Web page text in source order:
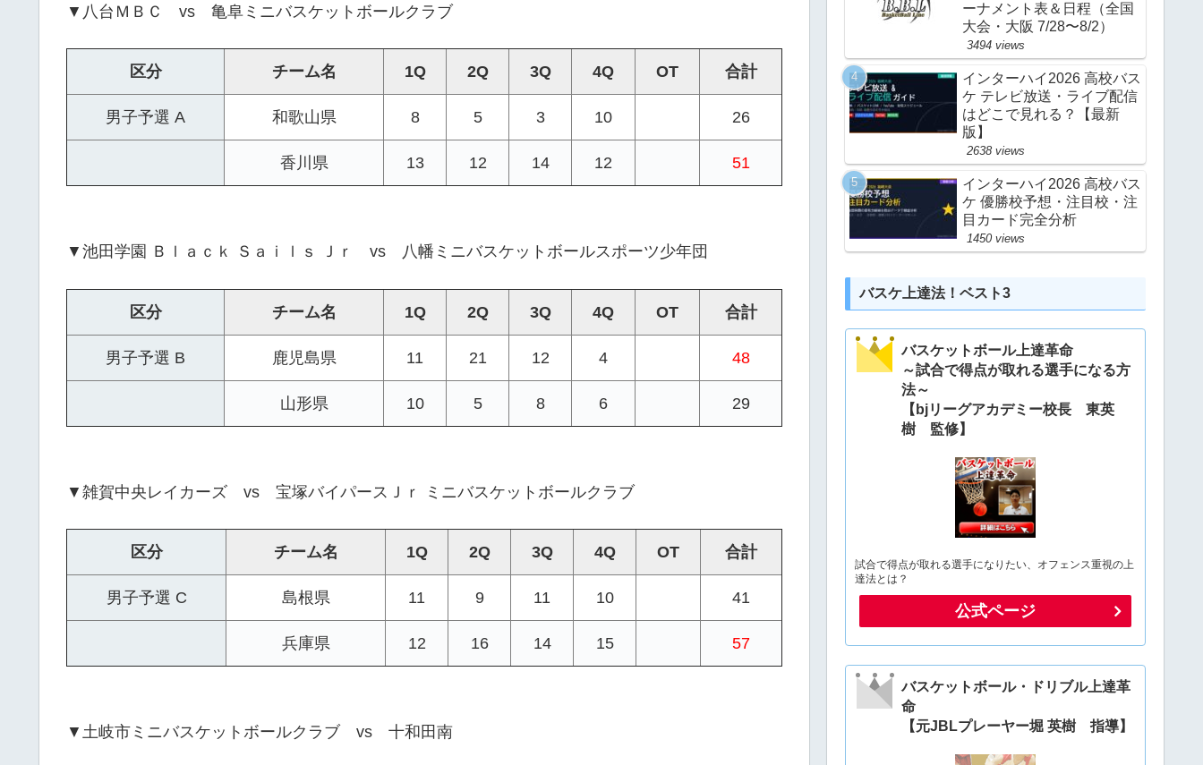
▼八台ＭＢＣ vs 亀阜ミニバスケットボールクラブ
区分 チーム名 1Q 2Q 3Q 4Q OT 合計
男子予選 A 和歌山県 8 5 3 10 26
香川県 13 12 14 12 51
▼池田学園 Ｂｌａｃｋ Ｓａｉｌｓ Ｊｒ vs 八幡ミニバスケットボールスポーツ少年団
区分 チーム名 1Q 2Q 3Q 4Q OT 合計
男子予選 B 鹿児島県 11 21 12 4 48
山形県 10 5 8 6 29
▼雑賀中央レイカーズ vs 宝塚バイパースＪｒ ミニバスケットボールクラブ
区分 チーム名 1Q 2Q 3Q 4Q OT 合計
男子予選 C 島根県 11 9 11 10 41
兵庫県 12 16 14 15 57
▼土岐市ミニバスケットボールクラブ vs 十和田南
ーナメント表＆日程（全国
大会・大阪 7/28〜8/2）
3494 views
インターハイ2026 高校バス
ケ テレビ放送・ライブ配信
はどこで見れる？【最新
版】
2638 views
インターハイ2026 高校バス
ケ 優勝校予想・注目校・注
目カード完全分析
1450 views
バスケ上達法！ベスト3
バスケットボール上達革命
～試合で得点が取れる選手になる方
法～
【bjリーグアカデミー校長 東英
樹 監修】
試合で得点が取れる選手になりたい、オフェンス重視の上
達法とは？
公式ページ
バスケットボール・ドリブル上達革
命
【元JBLプレーヤー堀 英樹 指導】